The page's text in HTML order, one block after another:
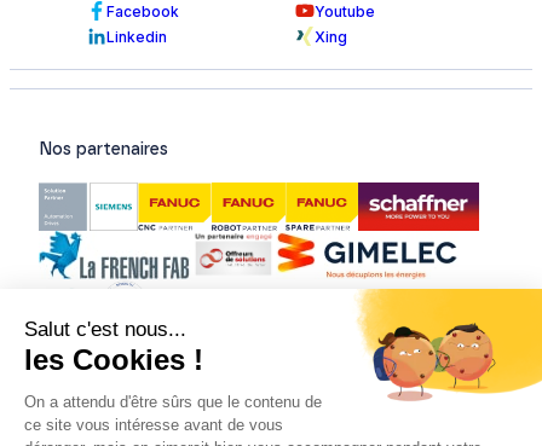
Facebook
Youtube
Linkedin
Xing
Nos partenaires
Nos certifications